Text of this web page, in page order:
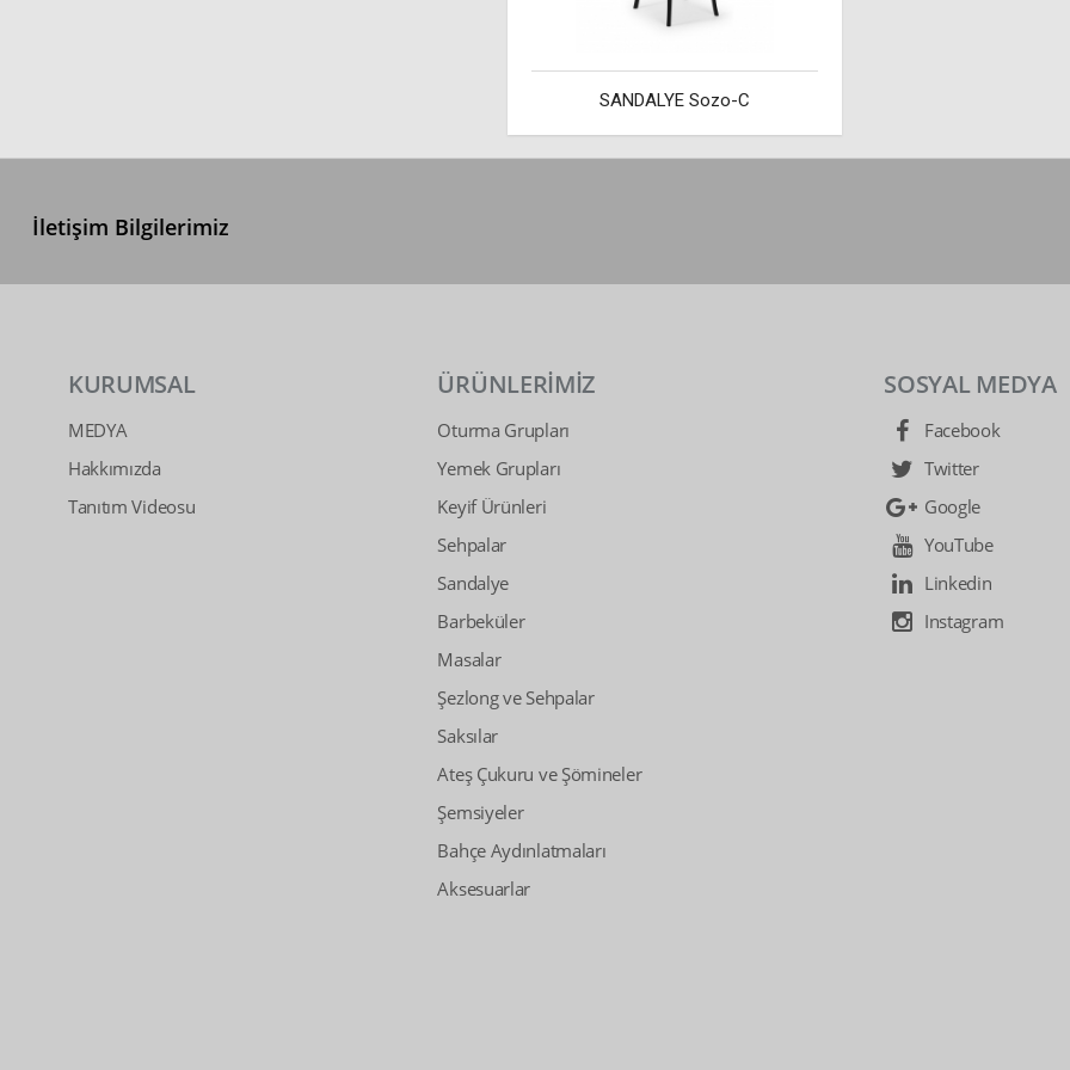
SANDALYE Sozo-C
İletişim Bilgilerimiz
KURUMSAL
MEDYA
Hakkımızda
Tanıtım Videosu
ÜRÜNLERİMİZ
Oturma Grupları
Yemek Grupları
Keyif Ürünleri
Sehpalar
Sandalye
Barbeküler
Masalar
Şezlong ve Sehpalar
Saksılar
Ateş Çukuru ve Şömineler
Şemsiyeler
Bahçe Aydınlatmaları
Aksesuarlar
SOSYAL MEDYA
Facebook
Twitter
Google
YouTube
Linkedin
Instagram